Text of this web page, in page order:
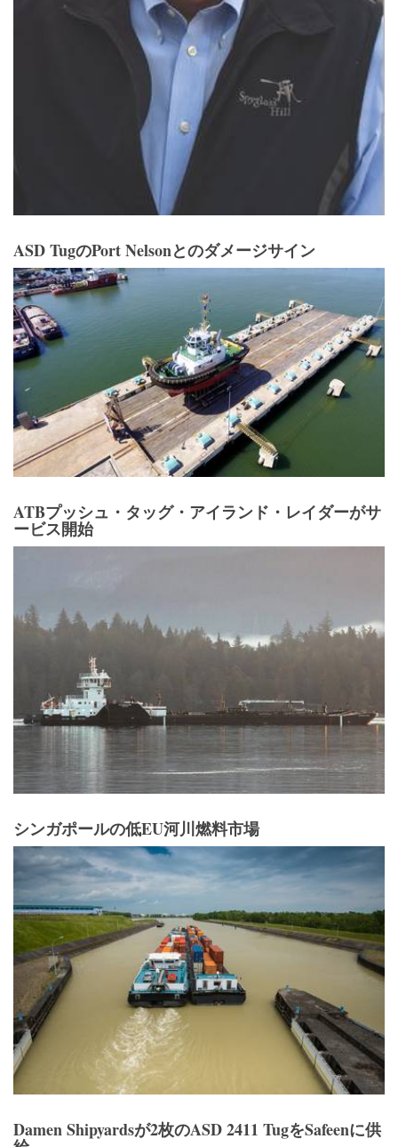
ASD TugのPort Nelsonとのダメージサイン
ATBプッシュ・タッグ・アイランド・レイダーがサ
ービス開始
シンガポールの低EU河川燃料市場
Damen Shipyardsが2枚のASD 2411 TugをSafeenに供